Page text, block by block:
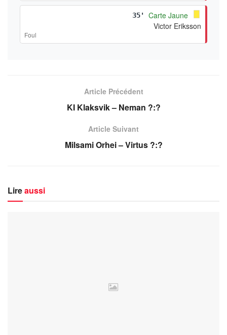
35'
Carte Jaune
Victor Eriksson
Foul
Article Précédent
KI Klaksvik – Neman ?:?
Article Suivant
Milsami Orhei – Virtus ?:?
Lireaussi